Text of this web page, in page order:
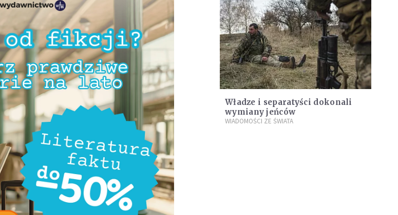
Władze i separatyści dokonali
wymiany jeńców
WIADOMOŚCI ZE ŚWIATA